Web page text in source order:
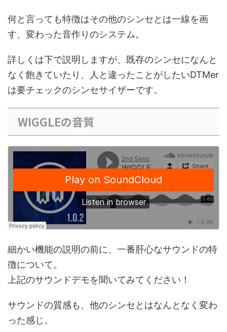
何と言っても特徴はその他のシンセとは一線を画
す、変わった音作りのシステム。
詳しくは下で説明しますが、既存のシンセになんと
なく飽きていたり、人と違ったことがしたいDTMer
は要チェックのシンセサイザーです。
WIGGLEの音質
細かい機能の説明の前に、一番肝心なサウンドの特
徴について。
上記のサウンドデモを聞いてみてください！
サウンドの質感も、他のシンセとはなんとなく変わ
った感じ。